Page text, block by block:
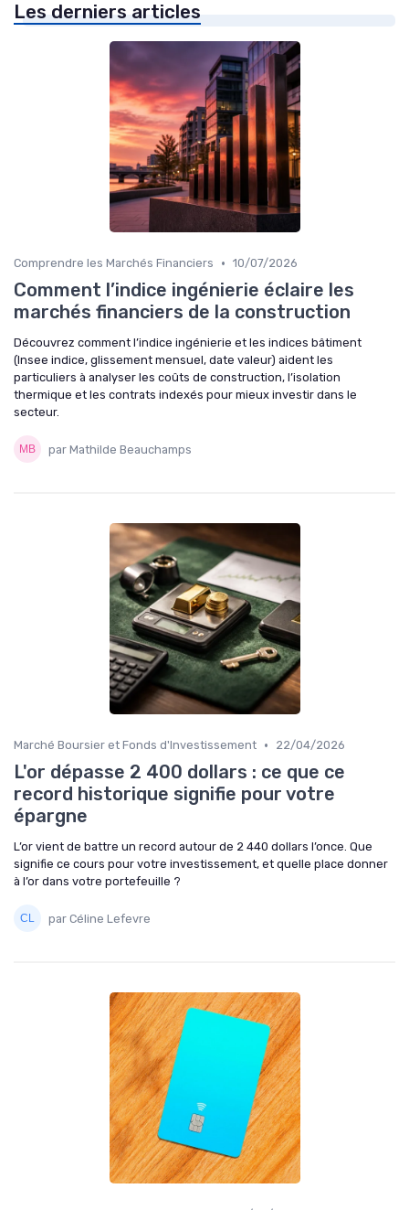
Les derniers articles
Comprendre les Marchés Financiers • 10/07/2026
Comment l’indice ingénierie éclaire les
marchés financiers de la construction
Découvrez comment l’indice ingénierie et les indices bâtiment
(Insee indice, glissement mensuel, date valeur) aident les
particuliers à analyser les coûts de construction, l’isolation
thermique et les contrats indexés pour mieux investir dans le
secteur.
par Mathilde Beauchamps
Marché Boursier et Fonds d'Investissement • 22/04/2026
L'or dépasse 2 400 dollars : ce que ce
record historique signifie pour votre
épargne
L’or vient de battre un record autour de 2 440 dollars l’once. Que
signifie ce cours pour votre investissement, et quelle place donner
à l’or dans votre portefeuille ?
par Céline Lefevre